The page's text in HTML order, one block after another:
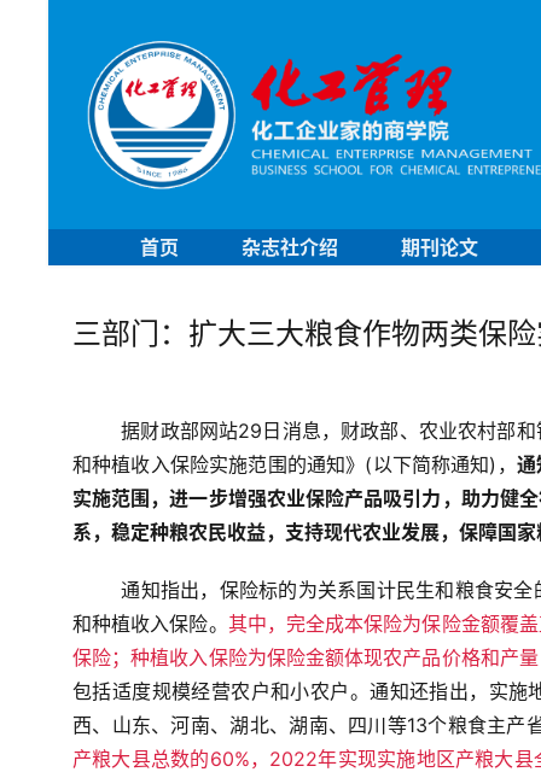
首页 杂志社介绍 期刊论文
三部门：扩大三大粮食作物两类保
据财政部网站29日消息，财政部、农业农村部
和种植收入保险实施范围的通知》(以下简称通知)， 通
实施范围，进一步增强农业保险产品吸引力，助力健
系，稳定种粮农民收益，支持现代农业发展，保障国
通知指出，保险标的为关系国计民生和粮食安
和种植收入保险。 其中，完全成本保险为保险金额覆
保险；种植收入保险为保险金额体现农产品价格和产
包括适度规模经营农户和小农户。通知还指出，实施
西、山东、河南、湖北、湖南、四川等13个粮食主产
产粮大县总数的60%，2022年实现实施地区产粮大县